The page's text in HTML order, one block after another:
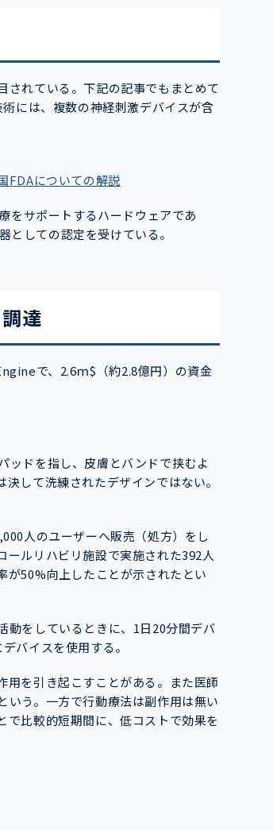
されている。下記の記事でもまとめて
には、複数の神経刺激デバイスが含
FDAについての解説
をサポートするハードウェアであ
としての認定を受けている。
達
で、2.6ｍ$（約2.8億円）の資金
ッドを指し、皮膚とバンドで挟むよ
して洗練されたデザインではない。
人のユーザーへ販売（処方）をし
ルリハビリ施設で実施された392人
が50%向上したことが示されたとい
動をしているときに、1日20分間デバ
バイスを使用する。
用を引き起こすことがある。また医師
いう。一方で行動療法は副作用は無い
比較的短期間に、低コストで効果を